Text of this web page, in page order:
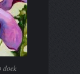
doek